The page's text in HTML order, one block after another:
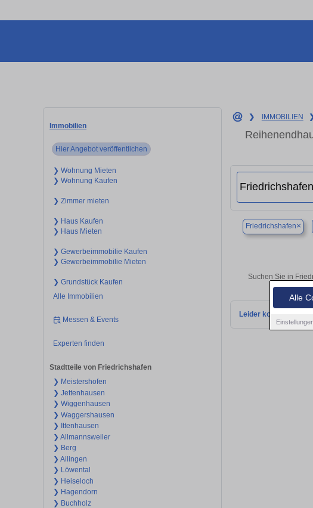
Alle
Immobilien
Hier Angebot veröffentlichen
❯ Wohnung Mieten
❯ Wohnung Kaufen
❯ Zimmer mieten
❯ Haus Kaufen
❯ Haus Mieten
❯ Gewerbeimmobilie Kaufen
❯ Gewerbeimmobilie Mieten
❯ Grundstück Kaufen
Alle Immobilien
Messen & Events
Experten finden
Stadtteile von Friedrichshafen
❯ Meistershofen
❯ Jettenhausen
❯ Wiggenhausen
❯ Waggershausen
❯ Ittenhausen
❯ Allmannsweiler
❯ Berg
❯ Ailingen
❯ Löwental
❯ Heiseloch
❯ Hagendorn
❯ Buchholz
❯ IMMOBILIEN
Friedrichshafen×
Suchen Sie in
als
Leider konnten wir